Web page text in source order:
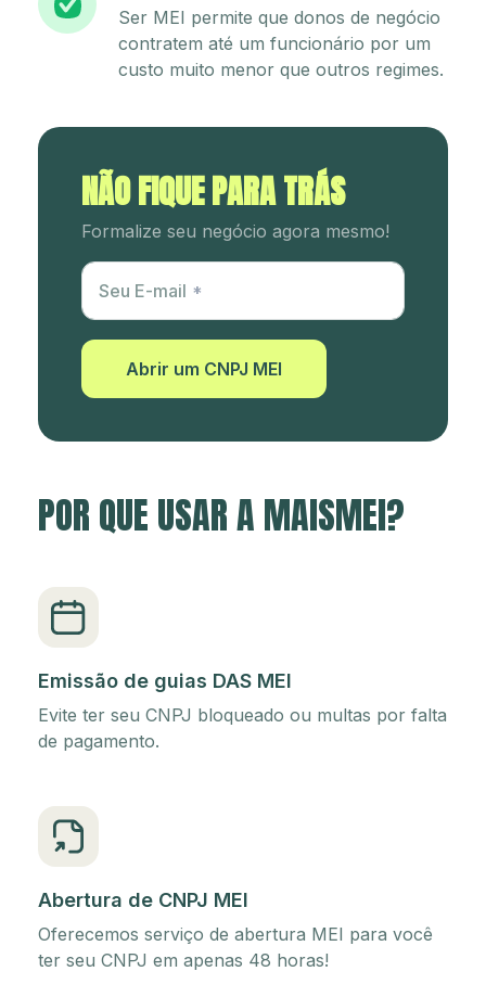
Ser MEI permite que donos de negócio
contratem até um funcionário por um
custo muito menor que outros regimes.
NÃO FIQUE PARA TRÁS
Formalize seu negócio agora mesmo!
Utm Content
Seu E-mail
Abrir um CNPJ MEI
POR QUE USAR A MAISMEI?
Emissão de guias DAS MEI
Evite ter seu CNPJ bloqueado ou multas por falta
de pagamento.
Abertura de CNPJ MEI
Oferecemos serviço de abertura MEI para você
ter seu CNPJ em apenas 48 horas!